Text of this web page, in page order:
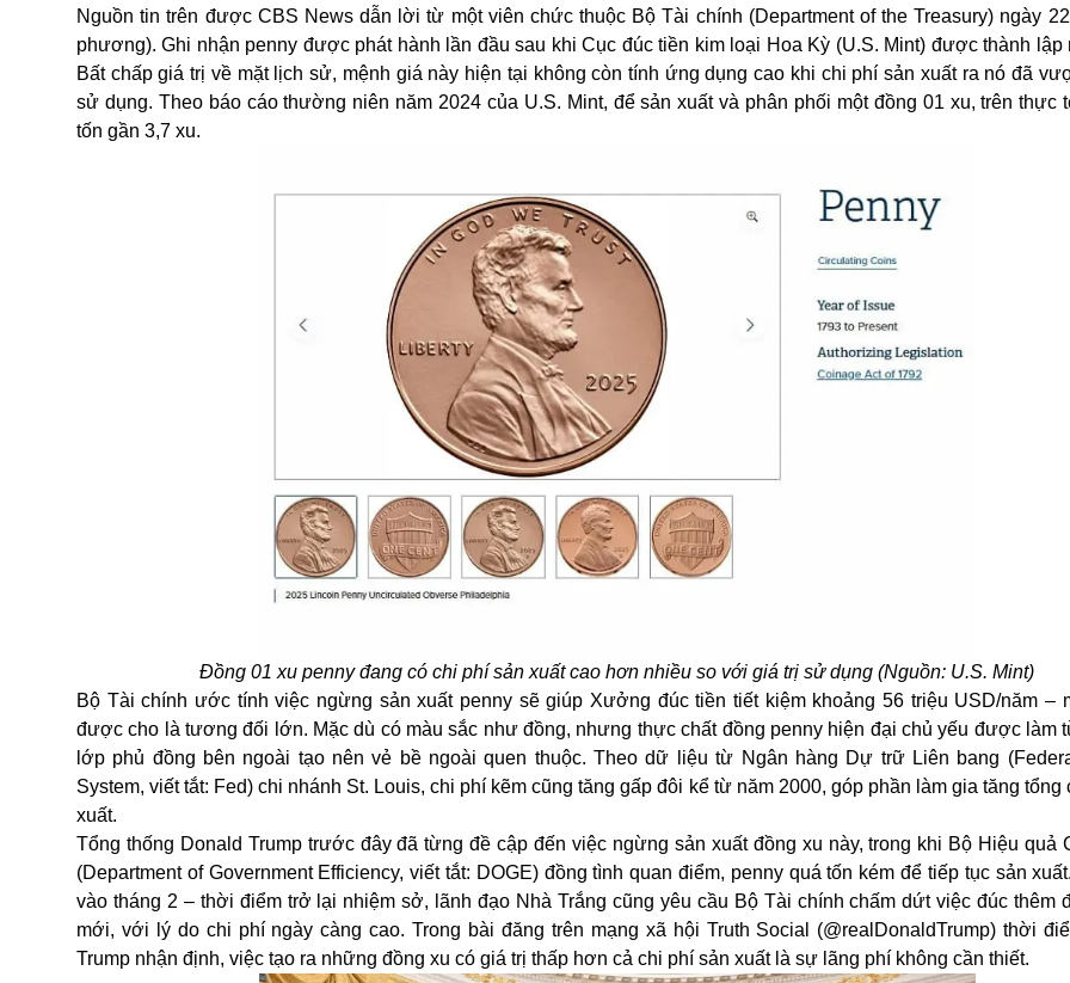
Nguồn tin trên được CBS News dẫn lời từ một viên chức thuộc Bộ Tài chính (Department of the Treasury) ngày
phương). Ghi nhận penny được phát hành lần đầu sau khi Cục đúc tiền kim loại Hoa Kỳ (U.S. Mint) được thành lập
Bất chấp giá trị về mặt lịch sử, mệnh giá này hiện tại không còn tính ứng dụng cao khi chi phí sản xuất ra nó đã
sử dụng. Theo báo cáo thường niên năm 2024 của U.S. Mint, để sản xuất và phân phối một đồng 01 xu, trên thực
tốn gần 3,7 xu.
Đồng 01 xu penny đang có chi phí sản xuất cao hơn nhiều so với giá trị sử dụng (Nguồn: U.S. Mint)
Bộ Tài chính ước tính việc ngừng sản xuất penny sẽ giúp Xưởng đúc tiền tiết kiệm khoảng 56 triệu USD/năm –
được cho là tương đối lớn. Mặc dù có màu sắc như đồng, nhưng thực chất đồng penny hiện đại chủ yếu được làm
lớp phủ đồng bên ngoài tạo nên vẻ bề ngoài quen thuộc. Theo dữ liệu từ Ngân hàng Dự trữ Liên bang
System, viết tắt: Fed) chi nhánh St. Louis, chi phí kẽm cũng tăng gấp đôi kể từ năm 2000, góp phần làm gia tăng tổng
xuất.
Tổng thống Donald Trump trước đây đã từng đề cập đến việc ngừng sản xuất đồng xu này, trong khi Bộ Hiệu quả
(Department of Government Efficiency, viết tắt: DOGE) đồng tình quan điểm, penny quá tốn kém để tiếp tục sản
vào tháng 2 – thời điểm trở lại nhiệm sở, lãnh đạo Nhà Trắng cũng yêu cầu Bộ Tài chính chấm dứt việc đúc thêm
mới, với lý do chi phí ngày càng cao. Trong bài đăng trên mạng xã hội Truth Social (@realDonaldTrump) thời
Trump nhận định, việc tạo ra những đồng xu có giá trị thấp hơn cả chi phí sản xuất là sự lãng phí không cần thiết.